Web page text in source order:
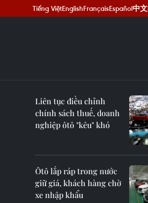
Tiếng ViệtEnglishFrançaisEspañol中文
Liên tục điều chỉnh
chính sách thuế, doanh
nghiệp ôtô "kêu" khó
Ôtô lắp ráp trong nước
giữ giá, khách hàng chờ
xe nhập khẩu